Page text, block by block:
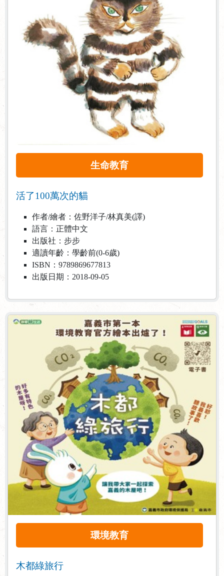
生命教育
活了100萬次的貓
作者/繪者：佐野洋子/林真美(譯)
語言：正體中文
出版社：步步
適讀年齡：學齡前(0-6歲)
ISBN：9789869677813
出版日期：2018-09-05
環境教育
木都綠旅行